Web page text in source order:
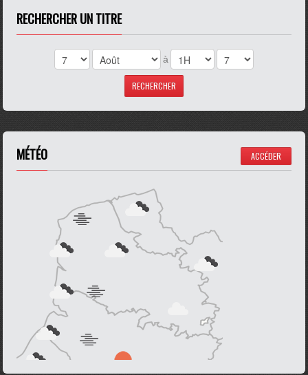
RECHERCHER UN TITRE
à
MÉTÉO ACCÉDER